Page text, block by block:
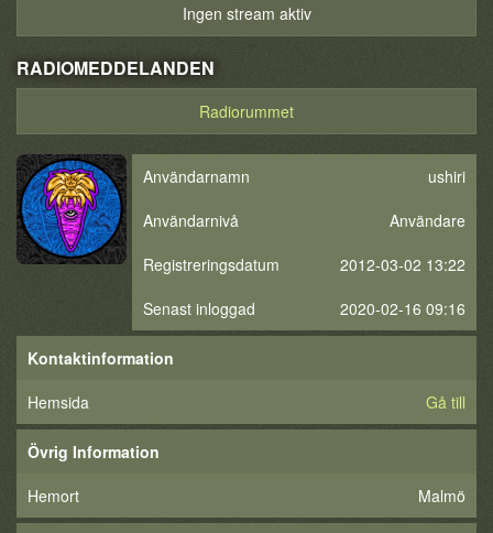
Ingen stream aktiv
RADIOMEDDELANDEN
Radiorummet
Användarnamn
ushiri
Användarnivå
Användare
Registreringsdatum
2012-03-02 13:22
Senast inloggad
2020-02-16 09:16
Kontaktinformation
Hemsida
Gå till
Övrig Information
Hemort
Malmö